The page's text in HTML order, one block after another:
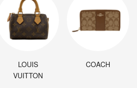
LOUIS
VUITTON
COACH